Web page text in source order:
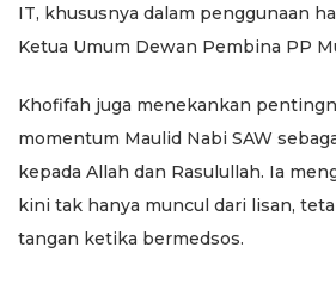
IT, khususnya dalam penggunaan
Ketua Umum Dewan Pembina PP
Khofifah juga menekankan
momentum Maulid Nabi SAW
kepada Allah dan Rasulullah. Ia
kini tak hanya muncul dari lisan,
tangan ketika bermedsos.